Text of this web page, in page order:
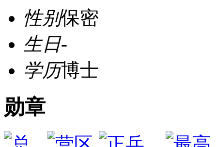
性别保密
生日-
学历博士
勋章